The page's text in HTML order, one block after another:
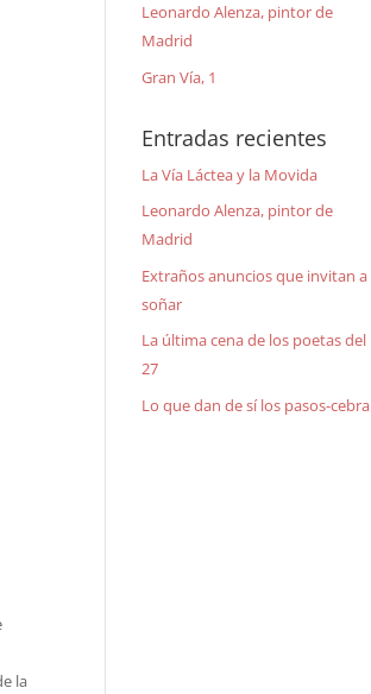
la
Leonardo Alenza, pintor de
Madrid
Gran Vía, 1
Entradas recientes
La Vía Láctea y la Movida
Leonardo Alenza, pintor de
Madrid
Extraños anuncios que invitan a
soñar
La última cena de los poetas del
27
Lo que dan de sí los pasos-cebra